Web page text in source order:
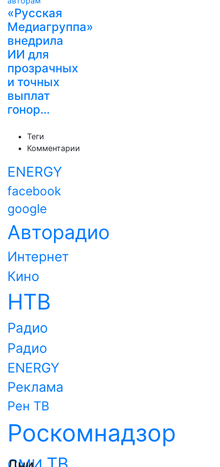
«Русская
Медиагруппа»
внедрила
ИИ для
прозрачных
и точных
выплат
гонор…
Теги
Комментарии
ENERGY
facebook
google
Авторадио
Интернет
Кино
НТВ
Радио
Радио
ENERGY
Реклама
Рен ТВ
Роскомнадзор